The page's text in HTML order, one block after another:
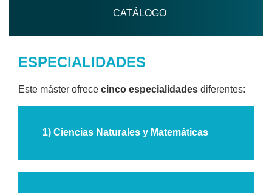
CATÁLOGO
ESPECIALIDADES
Este máster ofrece cinco especialidades diferentes:
1) Ciencias Naturales y Matemáticas